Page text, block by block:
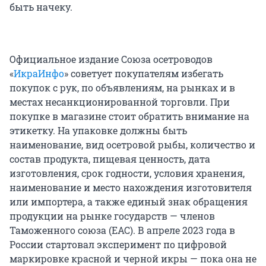
быть начеку.
Официальное издание Союза осетроводов
«ИкраИнфо» советует покупателям избегать
покупок с рук, по объявлениям, на рынках и в
местах несанкционированной торговли. При
покупке в магазине стоит обратить внимание на
этикетку. На упаковке должны быть
наименование, вид осетровой рыбы, количество и
состав продукта, пищевая ценность, дата
изготовления, срок годности, условия хранения,
наименование и место нахождения изготовителя
или импортера, а также единый знак обращения
продукции на рынке государств — членов
Таможенного союза (ЕАС). В апреле 2023 года в
России стартовал эксперимент по цифровой
маркировке красной и черной икры — пока она не